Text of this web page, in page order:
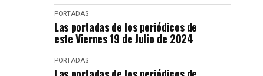
PORTADAS
Las portadas de los periódicos de
este Viernes 19 de Julio de 2024
PORTADAS